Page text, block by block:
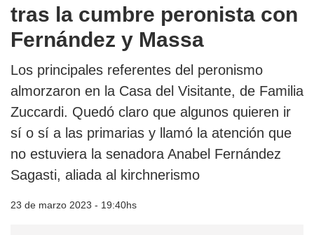
tras la cumbre peronista con
Fernández y Massa
Los principales referentes del peronismo
almorzaron en la Casa del Visitante, de Familia
Zuccardi. Quedó claro que algunos quieren ir
sí o sí a las primarias y llamó la atención que
no estuviera la senadora Anabel Fernández
Sagasti, aliada al kirchnerismo
23 de marzo 2023 - 19:40hs